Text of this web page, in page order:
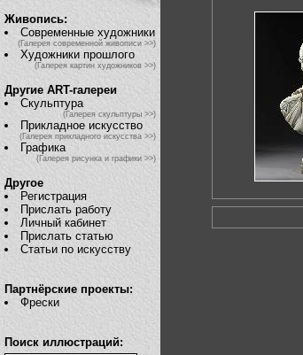
Живопись:
Современные художники
(Галерея современной живописи >>)
Художники прошлого
(Галерея картин художников >>)
Другие ART-галереи
Скульптура
(Галерея скульптуры >>)
Прикладное искусство
(Галерея прикладного искусства >>)
Графика
(Галерея рисунка и графики >>)
Другое
Регистрация
Прислать работу
Личный кабинет
Прислать статью
Статьи по искусству
Партнёрские проекты:
Фрески
Поиск иллюстраций: